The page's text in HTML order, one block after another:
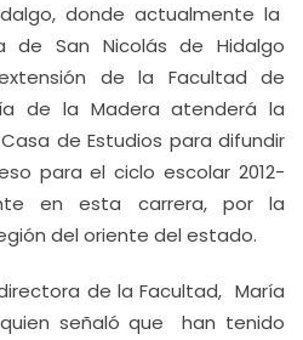
donde actualmente la
de San Nicolás de Hidalgo
de la Facultad de
de la Madera atenderá la
de Estudios para difundir
para el ciclo escolar 2012-
en esta carrera, por la
del oriente del estado.
de la Facultad, María
quien señaló que han tenido